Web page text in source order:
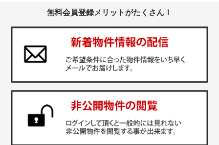
無料会員登録メリットがたくさん！